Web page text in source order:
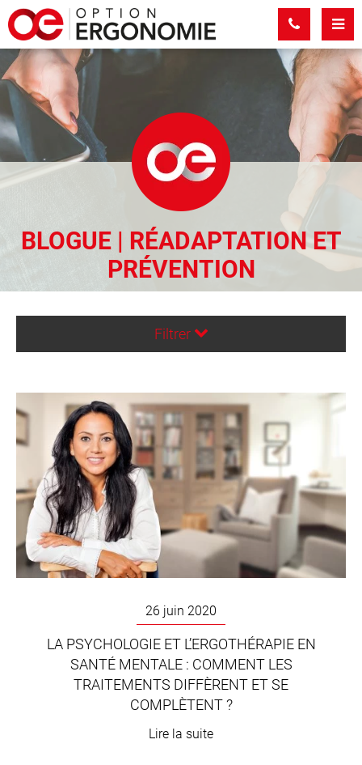
Panneau de gestion des cookies
BLOGUE | RÉADAPTATION ET
PRÉVENTION
Filtrer
26 juin 2020
LA PSYCHOLOGIE ET L’ERGOTHÉRAPIE EN
SANTÉ MENTALE : COMMENT LES
TRAITEMENTS DIFFÈRENT ET SE
COMPLÈTENT ?
Lire la suite